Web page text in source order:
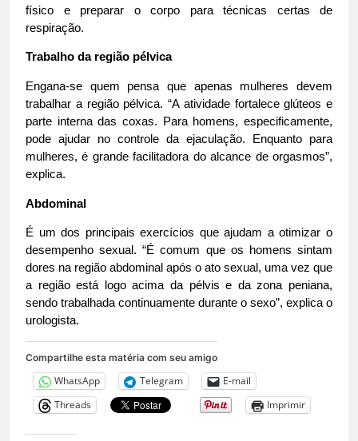
físico e preparar o corpo para técnicas certas de
respiração.
Trabalho da região pélvica
Engana-se quem pensa que apenas mulheres devem
trabalhar a região pélvica. “A atividade fortalece glúteos e
parte interna das coxas. Para homens, especificamente,
pode ajudar no controle da ejaculação. Enquanto para
mulheres, é grande facilitadora do alcance de orgasmos”,
explica.
Abdominal
É um dos principais exercícios que ajudam a otimizar o
desempenho sexual. “É comum que os homens sintam
dores na região abdominal após o ato sexual, uma vez que
a região está logo acima da pélvis e da zona peniana,
sendo trabalhada continuamente durante o sexo”, explica o
urologista.
Compartilhe esta matéria com seu amigo
WhatsApp Telegram
E-mail
Threads
Imprimir